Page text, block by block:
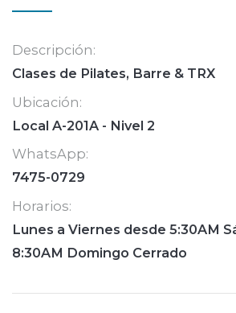
Descripción:
Clases de Pilates, Barre & TRX
Ubicación:
Local A-201A - Nivel 2
WhatsApp:
7475-0729
Horarios:
Lunes a Viernes desde 5:30AM
8:30AM Domingo Cerrado